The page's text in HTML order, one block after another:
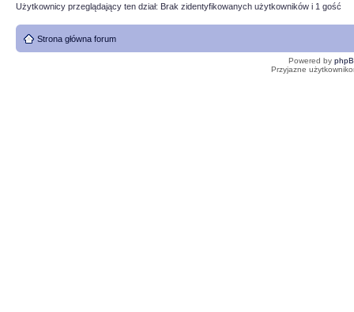
Użytkownicy przeglądający ten dział: Brak zidentyfikowanych użytkowników i 1 gość
Strona główna forum
Powered by
Przyjazne